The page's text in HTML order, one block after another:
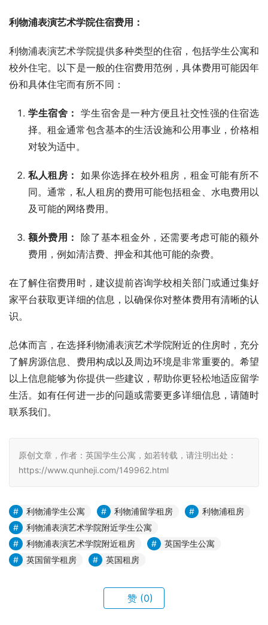
利物浦表演艺术学院住宿费用：
利物浦表演艺术学院提供多种类型的住宿，包括学生公寓和
校外住宅。以下是一般的住宿费用范例，具体费用可能因年
份和具体住宅而有所不同：
学生宿舍： 学生宿舍是一种方便且社交性强的住宿选
择。租金通常包含基本的生活设施和公用事业，价格相
对较为适中。
私人租房： 如果你选择在校外租房，租金可能有所不
同。通常，私人租房的费用可能包括租金、水电费用以
及可能的网络费用。
额外费用： 除了基本租金外，还需要考虑可能的额外
费用，例如清洁费、押金和其他可能的杂费。
在了解住宿费用时，建议提前咨询学校相关部门或通过集好
家平台获取更详细的信息，以确保你对整体费用有清晰的认
识。
总体而言，在选择利物浦表演艺术学院附近的住房时，充分
了解房源信息、费用构成以及周边环境是非常重要的。希望
以上信息能够为你提供一些建议，帮助你更轻松地适应留学
生活。如有任何进一步的问题或需要更多详细信息，请随时
联系我们。
原创文章，作者：英国学生公寓，如若转载，请注明出处：
https://www.qunheji.com/149962.html
利物浦学生公寓 利物浦留学租房
利物浦租房
利物浦表演艺术学院附近学生公寓
利物浦表演艺术学院附近租房
英国学生公寓
英国留学租房
英国租房
赞 (0)